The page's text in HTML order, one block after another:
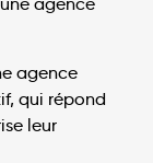
agence
qui répond
leur